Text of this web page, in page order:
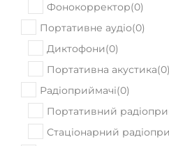
Фонокорректор(0)
Портативне аудіо(0)
Диктофони(0)
Портативна акустика(0)
Радіоприймачі(0)
Портативний
Стаціонарний